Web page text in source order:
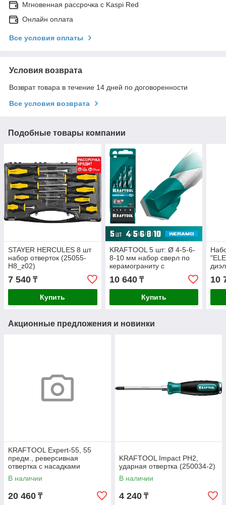
Мгновенная рассрочка с Kaspi Red
Онлайн оплата
Все условия оплаты
Условия возврата
Возврат товара в течение 14 дней по договоренности
Все условия возврата
Подобные товары компании
STAYER HERCULES 8 шт
набор отверток (25055-
H8_z02)
7 540 ₸
Купить
KRAFTOOL 5 шт: Ø 4-5-6-
8-10 мм набор сверл по
керамограниту с
пластиной KERAMO
29175-H5
10 640₸
Купить
10
Акционные предложения и новинки
KRAFTOOL Expert-55, 55
предм., реверсивная
отвертка с насадками
(25554-H55)
В наличии
20 460 ₸
KRAFTOOL Impact PH2,
ударная отвертка (250034-2)
В наличии
4 240 ₸